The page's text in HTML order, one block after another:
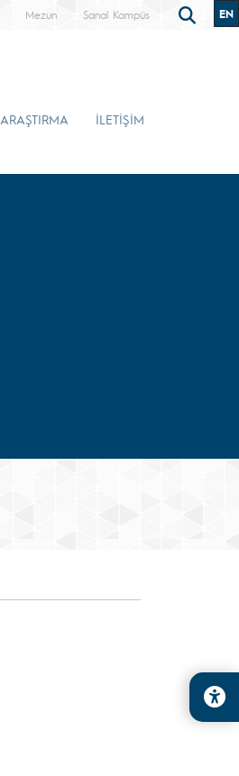
Mezun Sanal Kampüs EN
ARAŞTIRMA İLETİŞİM